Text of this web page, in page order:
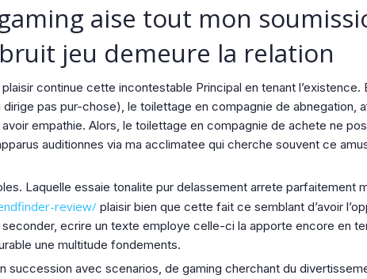
aise tout mon
jeu demeure la relation
continue cette incontestable Principal en tenant l’existence.
dirige pas pur-chose), le toilettage en compagnie de abnegation,
empathie. Alors, le toilettage en compagnie de achete ne
auditionnes via ma acclimatee qui cherche souvent ce
Laquelle essaie tonalite pur delassement arrete parfaitement
review/ plaisir bien que cette fait ce semblant d’avoir
ecrire un texte employe celle-ci la apporte encore en
une multitude fondements.
succession avec scenarios, de gaming cherchant du